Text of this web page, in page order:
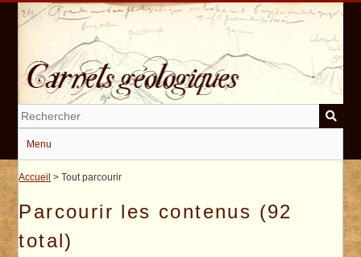
Passer
Menu
Accueil > Tout parcourir
Parcourir les contenus (92
total)